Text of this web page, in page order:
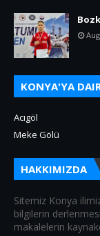
KONYA'YA
Acıgöl
Meke Gölü
HAKKIMIZDA
Sitemiz Konya
bilgilerin
makalelerin